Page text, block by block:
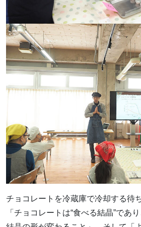
チョコレートを冷蔵庫で冷却する待
「チョコレートは“食べる結晶”であ